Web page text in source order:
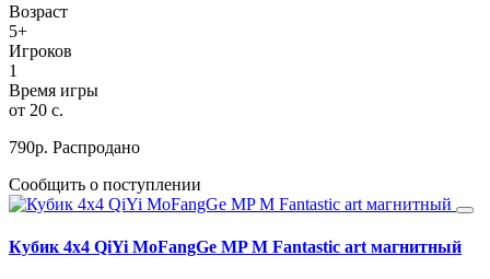
Возраст
5+
Игроков
1
Время игры
от 20 c.
790р. Распродано
Сообщить о поступлении
Кубик 4х4 QiYi MoFangGe MP M Fantastic art магнитный